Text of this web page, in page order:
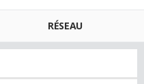
RÉSEAU